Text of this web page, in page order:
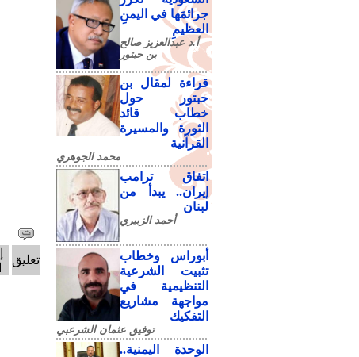
جرائمَها في اليمنِ
العظيمِ
أ.د عبدالعزيز صالح
بن حبتور
قراءة لمقال بن
حبتور حول
خطاب قائد
الثورة والمسيرة
القرآنية
محمد الجوهري
اتفاق ترامب
إيران.. يبدأ من
لبنان
أحمد الزبيري
أبوراس وخطاب
تثبيت الشرعية
التنظيمية في
مواجهة مشاريع
التفكيك
توفيق عثمان الشرعبي
الوحدة اليمنية..
تعليق